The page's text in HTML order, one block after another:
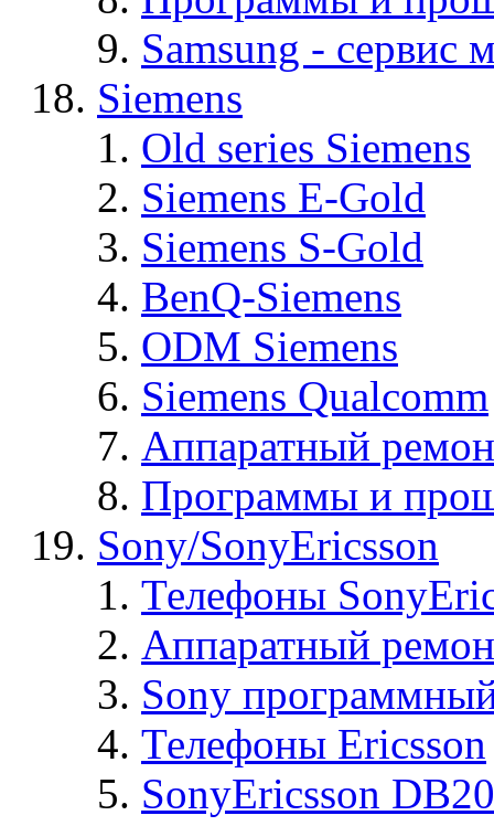
Samsung - cервис
Siemens
Old series Siemens
Siemens E-Gold
Siemens S-Gold
BenQ-Siemens
ODM Siemens
Siemens Qualcomm
Аппаратный
Программы и
Sony/SonyEricsson
Телефоны
Аппаратный
Sony
Телефоны Ericsson
SonyEricsson